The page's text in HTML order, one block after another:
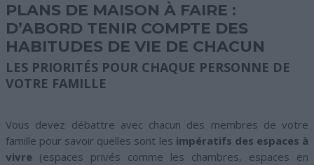
PLANS DE MAISON À FAIRE :
D’ABORD TENIR COMPTE DES
HABITUDES DE VIE DE CHACUN
LES PRIORITÉS POUR CHAQUE PERSONNE DE
VOTRE FAMILLE
Vous devez débattre avec chacun des membres de votre
famille pour savoir quelles sont les impératifs des espaces à
vivre (espaces privés comme les chambres, espaces en